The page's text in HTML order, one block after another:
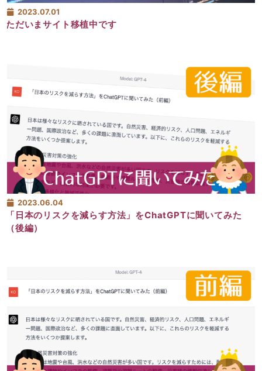
2023.07.01
ただいまサイト移植中です
2023.06.04
「日本のリスクを減らす方法」をChatGPTに聞いてみた
（後編）